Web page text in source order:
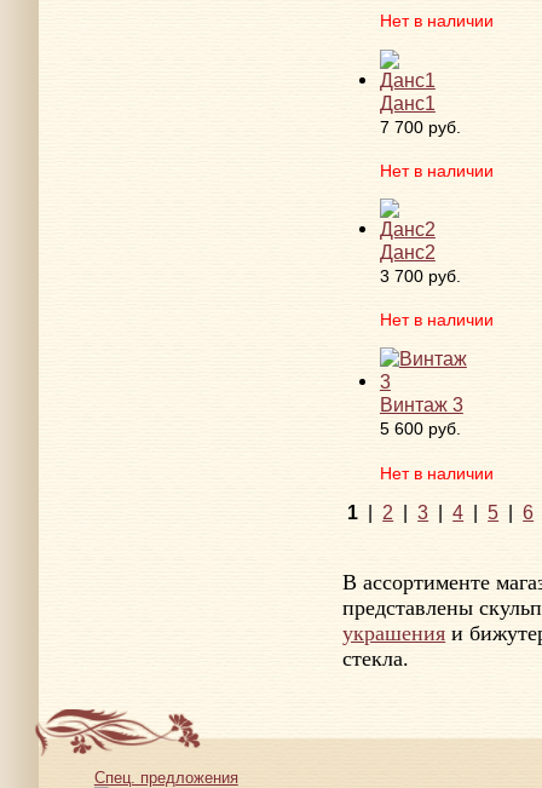
Нет в наличии
Данс1
7 700 руб.
Нет в наличии
Данс2
3 700 руб.
Нет в наличии
Винтаж 3
5 600 руб.
Нет в наличии
1 | 2 |3 |4 |5 |6
В ассортименте
представлены
украшения и
стекла.
Спец. предложения